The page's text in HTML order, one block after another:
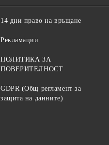
14 дни право на връщане
Рекламации
ПОЛИТИКА ЗА
ПОВЕРИТЕЛНОСТ
GDPR (Общ регламент за
защита на данните)